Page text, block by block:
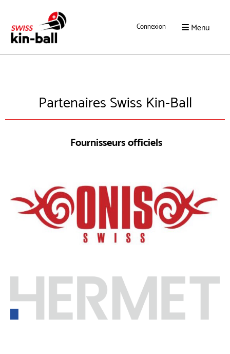
Connexion Menu
Partenaires Swiss Kin-Ball
Fournisseurs officiels